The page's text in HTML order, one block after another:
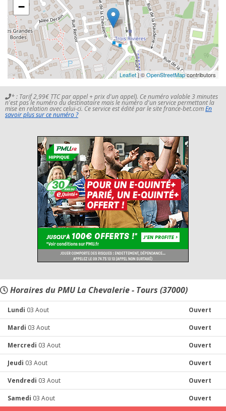
−
Leaflet| ©OpenStreetMapcontributors
* : Tarif 2,99€ TTC par appel + prix d'un appel). Ce numéro valable 3 minutes
n'est pas le numéro du destinataire mais le numéro d'un service permettant la
mise en relation avec celui-ci. Ce service est édité par le site france-bet.comEn
savoir plus sur ce numéro ?
Horaires du PMU La Chevalerie - Tours (37000)
Lundi 03 Aout Ouvert
Mardi 03 Aout Ouvert
Mercredi 03 Aout Ouvert
Jeudi 03 Aout Ouvert
Vendredi 03 Aout Ouvert
Samedi 03 Aout Ouvert